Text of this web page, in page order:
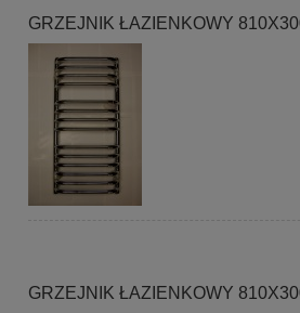
GRZEJNIK ŁAZIENKOWY
GRZEJNIK ŁAZIENKOWY